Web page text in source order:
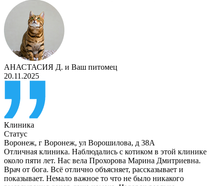
АНАСТАСИЯ Д. и Ваш питомец
20.11.2025
Клиника
Статус
Воронеж, г Воронеж, ул Ворошилова, д 38А
Отличная клиника. Наблюдались с котиком в этой клинике
около пяти лет. Нас вела Прохорова Марина Дмитриевна.
Врач от бога. Всё отлично объясняет, рассказывает и
показывает. Немало важное то что не было никакого